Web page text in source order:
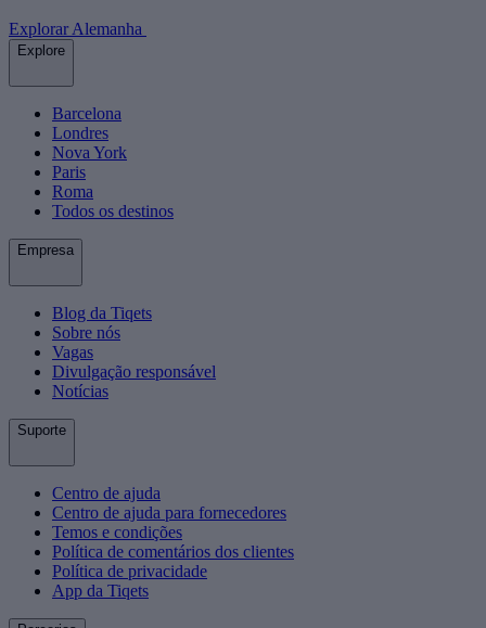
Explorar Alemanha
Explore
Barcelona
Londres
Nova York
Paris
Roma
Todos os destinos
Empresa
Blog da Tiqets
Sobre nós
Vagas
Divulgação responsável
Notícias
Suporte
Centro de ajuda
Centro de ajuda para fornecedores
Temos e condições
Política de comentários dos clientes
Política de privacidade
App da Tiqets